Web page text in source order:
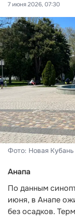
7 июня 2026, 07:30
Фото: Новая Кубань
Анапа
По данным
июня, в Анапе
без осадков.